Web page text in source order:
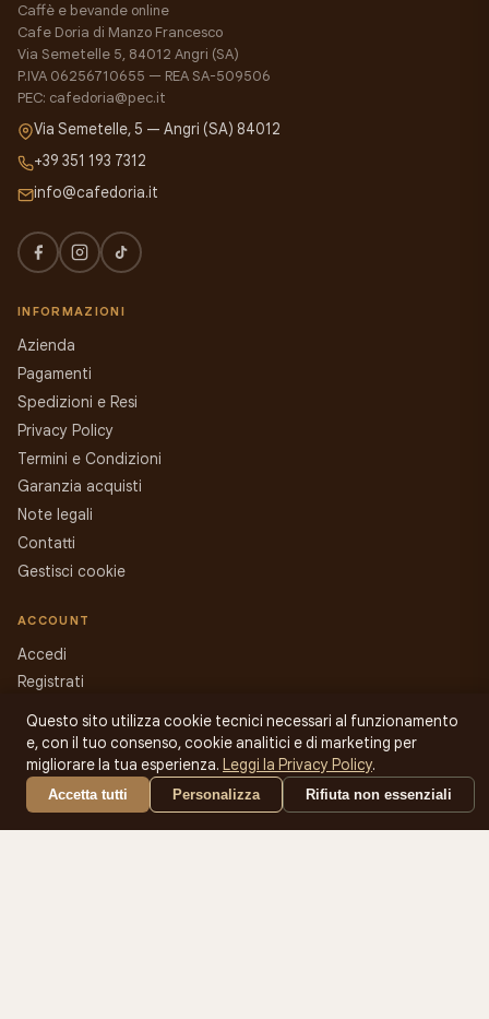
Caffè e bevande online
Cafe Doria di Manzo Francesco
Via Semetelle 5, 84012 Angri (SA)
P.IVA 06256710655 — REA SA-509506
PEC: cafedoria@pec.it
Via Semetelle, 5 — Angri (SA) 84012
+39 351 193 7312
info@cafedoria.it
INFORMAZIONI
Azienda
Pagamenti
Spedizioni e Resi
Privacy Policy
Termini e Condizioni
Garanzia acquisti
Note legali
Contatti
Gestisci cookie
ACCOUNT
Accedi
Registrati
Carrello
Assistenza
PRODOTTI
Questo sito utilizza cookie tecnici necessari al funzionamento
e, con il tuo consenso, cookie analitici e di marketing per
migliorare la tua esperienza. Leggi la Privacy Policy.
Accetta tutti Personalizza Rifiuta non essenziali